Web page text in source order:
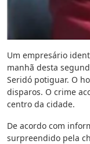
Um empresário
manhã desta
Seridó potiguar. O
disparos. O crime
centro da cidade.
De acordo com
surpreendido pela